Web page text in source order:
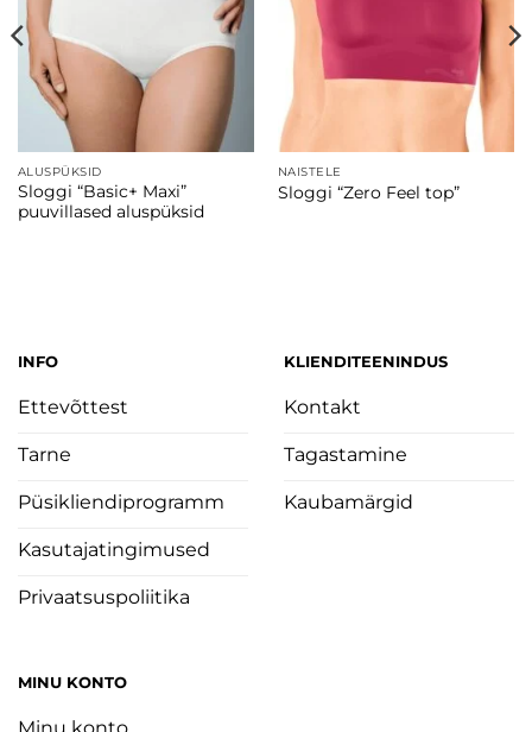
ALUSPÜKSID
Sloggi “Basic+ Maxi”
puuvillased aluspüksid
NAISTELE
Sloggi “Zero Feel top”
INFO
Ettevõttest
Tarne
Püsikliendiprogramm
Kasutajatingimused
Privaatsuspoliitika
KLIENDITEENINDUS
Kontakt
Tagastamine
Kaubamärgid
MINU KONTO